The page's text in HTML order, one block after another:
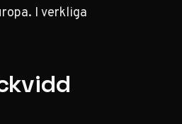
I verkliga